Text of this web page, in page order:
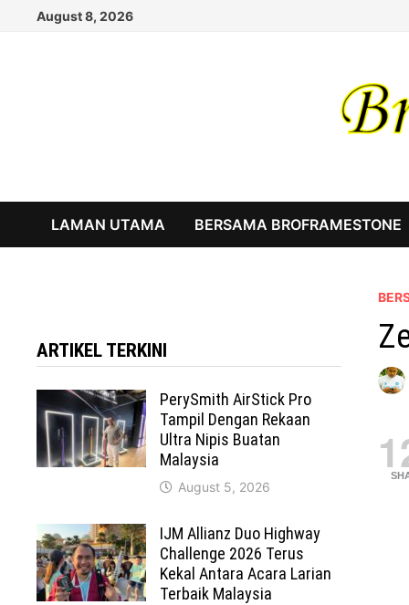
August 8, 2026
LAMAN UTAMA BERSAMA BROFRAMESTONE
ARTIKEL TERKINI
PerySmith AirStick Pro
Tampil Dengan Rekaan
Ultra Nipis Buatan
Malaysia
August 5, 2026
IJM Allianz Duo Highway
Challenge 2026 Terus
Kekal Antara Acara Larian
Terbaik Malaysia